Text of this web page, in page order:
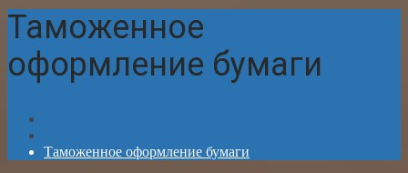
Таможенное
оформление бумаги
Таможенное оформление бумаги